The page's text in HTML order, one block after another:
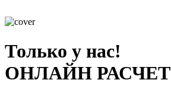
Только у нас!
ОНЛАЙН РАСЧЕТ